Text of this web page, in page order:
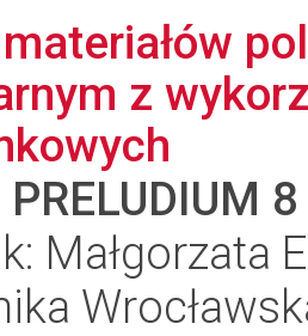
z
PRELUDIUM 8
Małgorzata